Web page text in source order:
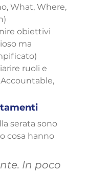
What, Where,
obiettivi
ma
ruoli e
serata sono
cosa hanno
In poco